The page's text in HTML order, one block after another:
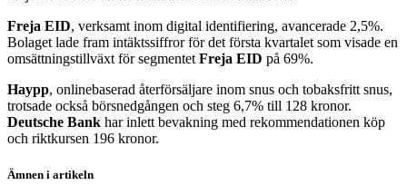
Freja EID, verksamt inom digital identifiering, avancerade 2,5%.
Bolaget lade fram intäktssiffror för det första kvartalet som visade en
omsättningstillväxt för segmentetFreja EID på 69%.
Haypp, onlinebaserad återförsäljare inom snus och tobaksfritt snus,
trotsade också börsnedgången och steg 6,7% till 128 kronor.
Deutsche Bank har inlett bevakning med rekommendationen köp
och riktkursen 196 kronor.
Ämnen i artikeln